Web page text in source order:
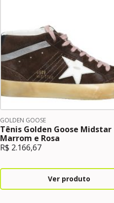
GOLDEN GOOSE
Tênis Golden Goose Midstar
Marrom e Rosa
R$ 2.166,67
Ver produto